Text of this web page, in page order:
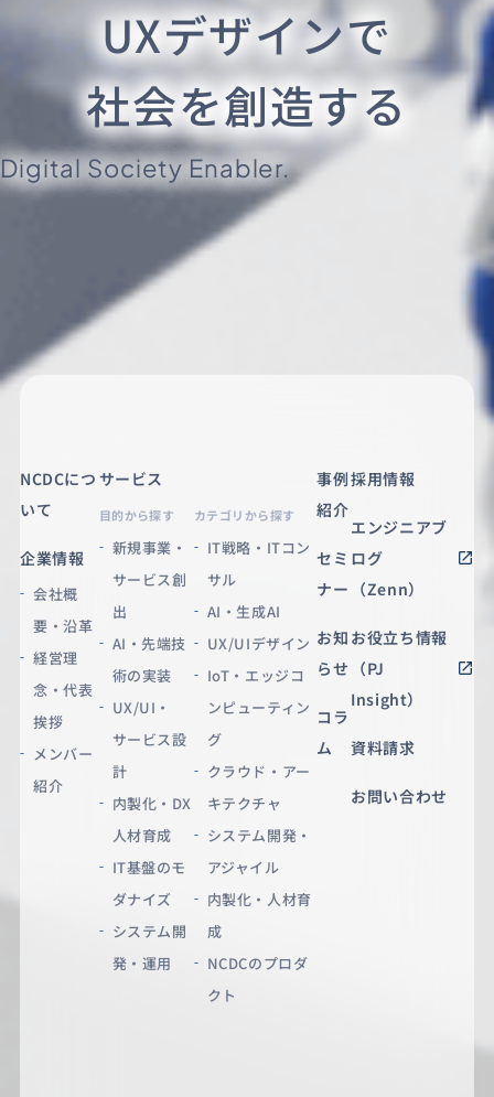
UXデザインで
社会を創造する
Digital Society Enabler.
NCDCにつ
いて
企業情報
会社概
要・沿革
経営理
念・代表
挨拶
メンバー
紹介
サービス
目的から探す
新規事業・
サービス創
出
AI・先端技
術の実装
UX/UI・
サービス設
計
内製化・DX
人材育成
IT基盤のモ
ダナイズ
システム開
発・運用
カテゴリから探す
IT戦略・ITコン
サル
AI・生成AI
UX/UIデザイン
IoT・エッジコ
ンピューティン
グ
クラウド・アー
キテクチャ
システム開発・
アジャイル
内製化・人材育
成
NCDCのプロダ
クト
事例
紹介
セミ
ナー
お知
らせ
コラ
ム
採用情報
エンジニアブ
ログ
（Zenn）
お役立ち情報
（PJ
Insight）
資料請求
お問い合わせ